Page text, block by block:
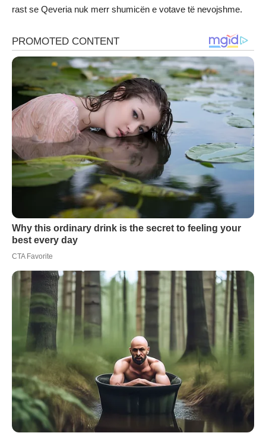
rast se Qeveria nuk merr shumicën e votave të nevojshme.